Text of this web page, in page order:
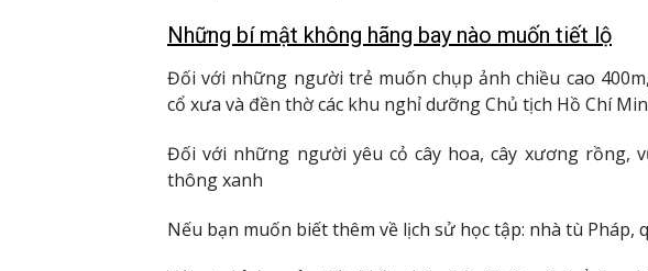
Những bí mật không hãng bay nào muốn tiết lộ
Đối với những người trẻ muốn chụp ảnh chiều cao
cổ xưa và đền thờ các khu nghỉ dưỡng Chủ tịch Hồ Chí
Đối với những người yêu cỏ cây hoa, cây xương rồng,
thông xanh
Nếu bạn muốn biết thêm về lịch sử học tập: nhà tù Pháp,